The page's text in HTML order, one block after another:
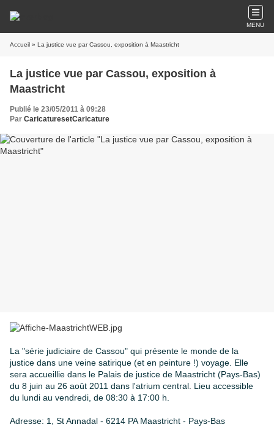
MENU
Accueil » La justice vue par Cassou, exposition à Maastricht
La justice vue par Cassou, exposition à
Maastricht
Publié le 23/05/2011 à 09:28
Par CaricaturesetCaricature
La "série judiciaire de Cassou" qui présente le monde de la
justice dans une veine satirique (et en peinture !) voyage. Elle
sera accueillie dans le Palais de justice de Maastricht (Pays-Bas)
du 8 juin au 26 août 2011 dans l'atrium central Lieu accessible
du lundi au vendredi, de 08:30 à 17:00 h.
Adresse: 1, St Annadal - 6214 PA Maastricht - Pays-Bas